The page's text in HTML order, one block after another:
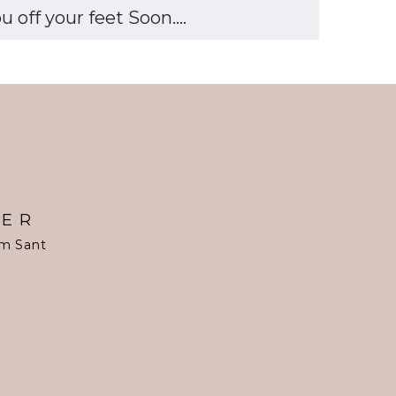
off your feet Soon....
Sant